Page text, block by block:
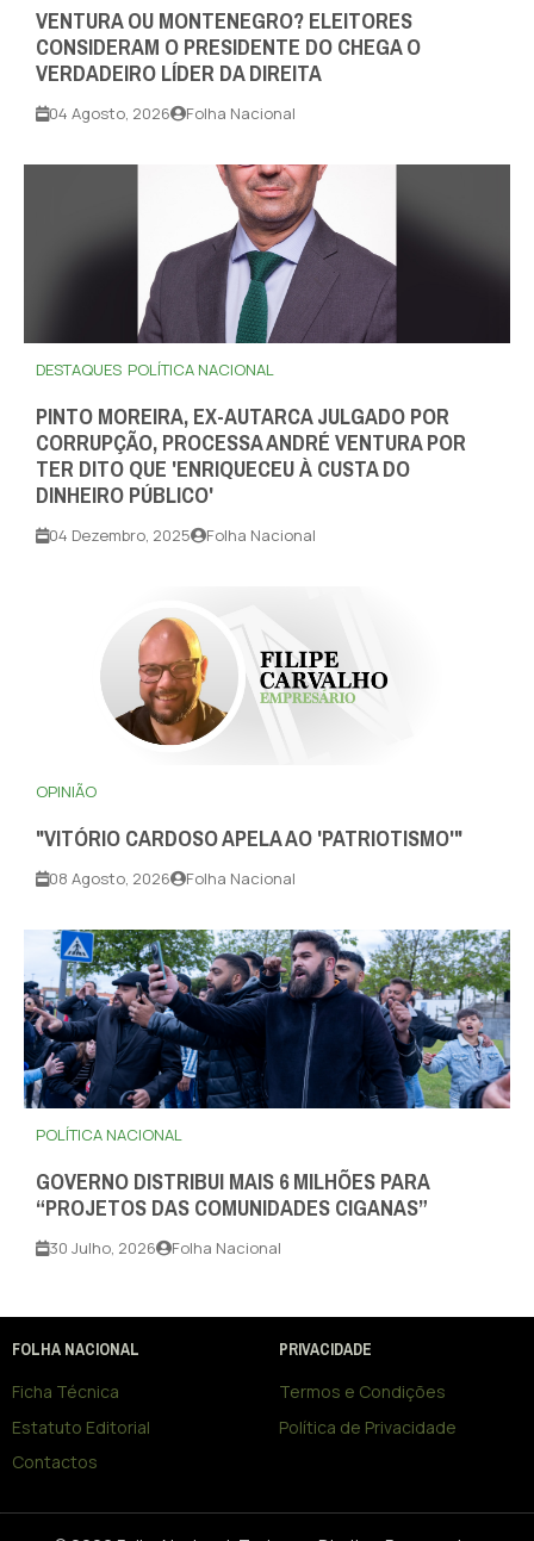
VENTURA OU MONTENEGRO? ELEITORES
CONSIDERAM O PRESIDENTE DO CHEGA O
VERDADEIRO LÍDER DA DIREITA
04 Agosto, 2026 Folha Nacional
DESTAQUES POLÍTICA NACIONAL
PINTO MOREIRA, EX-AUTARCA JULGADO POR
CORRUPÇÃO, PROCESSA ANDRÉ VENTURA POR
TER DITO QUE 'ENRIQUECEU À CUSTA DO
DINHEIRO PÚBLICO'
04 Dezembro, 2025 Folha Nacional
OPINIÃO
"VITÓRIO CARDOSO APELA AO 'PATRIOTISMO'"
08 Agosto, 2026 Folha Nacional
POLÍTICA NACIONAL
GOVERNO DISTRIBUI MAIS 6 MILHÕES PARA
“PROJETOS DAS COMUNIDADES CIGANAS”
30 Julho, 2026 Folha Nacional
FOLHA NACIONAL
Ficha Técnica
Estatuto Editorial
Contactos
PRIVACIDADE
Termos e Condições
Política de Privacidade